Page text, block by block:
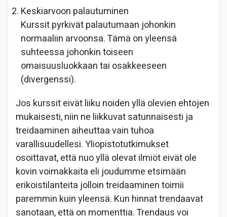
Keskiarvoon palautuminen
Kurssit pyrkivät palautumaan johonkin
normaaliin arvoonsa. Tämä on yleensä
suhteessa johonkin toiseen
omaisuusluokkaan tai osakkeeseen
(divergenssi).
Jos kurssit eivät liiku noiden yllä olevien ehtojen
mukaisesti, niin ne liikkuvat satunnaisesti ja
treidaaminen aiheuttaa vain tuhoa
varallisuudellesi. Yliopistotutkimukset
osoittavat, että nuo yllä olevat ilmiöt eivät ole
kovin voimakkaita eli joudumme etsimään
erikoistilanteita jolloin treidaaminen toimii
paremmin kuin yleensä. Kun hinnat trendaavat
sanotaan, että on momenttia. Trendaus voi